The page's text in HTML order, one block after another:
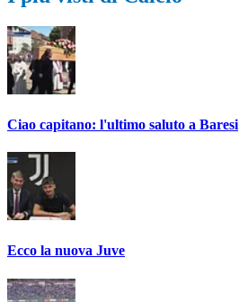
Ciao capitano: l'ultimo saluto a Baresi
Ecco la nuova Juve